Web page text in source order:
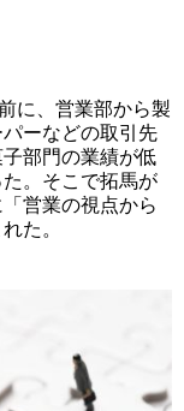
に、営業部から製
ーなどの取引先
部門の業績が低
。そこで拓馬が
営業の視点から
た。